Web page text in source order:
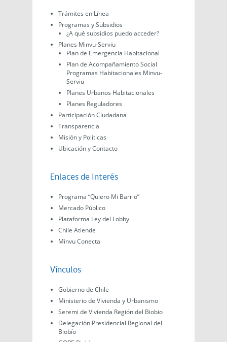
Trámites en Línea
Programas y Subsidios
¿A qué subsidios puedo acceder?
Planes Minvu-Serviu
Plan de Emergencia Habitacional
Plan de Acompañamiento Social
Programas Habitacionales Minvu-
Serviu
Planes Urbanos Habitacionales
Planes Reguladores
Participación Ciudadana
Transparencia
Misión y Políticas
Ubicación y Contacto
Enlaces de Interés
Programa “Quiero Mi Barrio”
Mercado Público
Plataforma Ley del Lobby
Chile Atiende
Minvu Conecta
Vínculos
Gobierno de Chile
Ministerio de Vivienda y Urbanismo
Seremi de Vivienda Región del Biobio
Delegación Presidencial Regional del
Biobío